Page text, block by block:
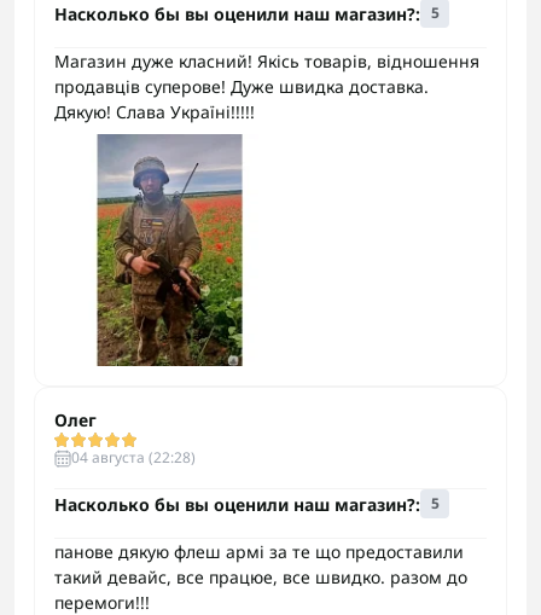
Насколько бы вы оценили наш магазин?: 5
Магазин дуже класний! Якісь товарів, відношення
продавців суперове! Дуже швидка доставка.
Дякую! Слава Україні!!!!!
Олег
04 августа (22:28)
Насколько бы вы оценили наш магазин?: 5
панове дякую флеш армі за те що предоставили
такий девайс, все працюе, все швидко. разом до
перемоги!!!